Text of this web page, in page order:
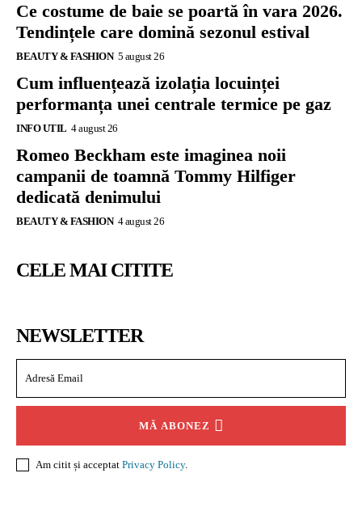
Ce costume de baie se poartă în vara 2026.
Tendințele care domină sezonul estival
BEAUTY & FASHION 5 august 26
Cum influențează izolația locuinței
performanța unei centrale termice pe gaz
INFO UTIL 4 august 26
Romeo Beckham este imaginea noii
campanii de toamnă Tommy Hilfiger
dedicată denimului
BEAUTY & FASHION 4 august 26
CELE MAI CITITE
NEWSLETTER
MĂ ABONEZ
Am citit și acceptat Privacy Policy.